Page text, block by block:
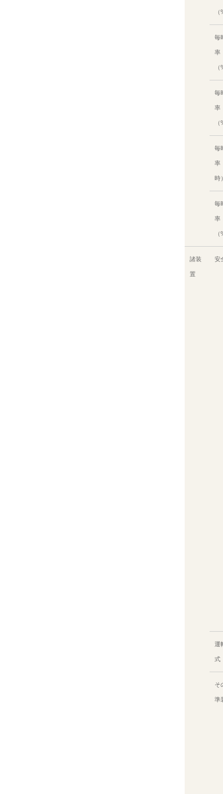
毎
率
毎
率
毎
率
時
毎
率
諸装
置
安
運
式
そ
準